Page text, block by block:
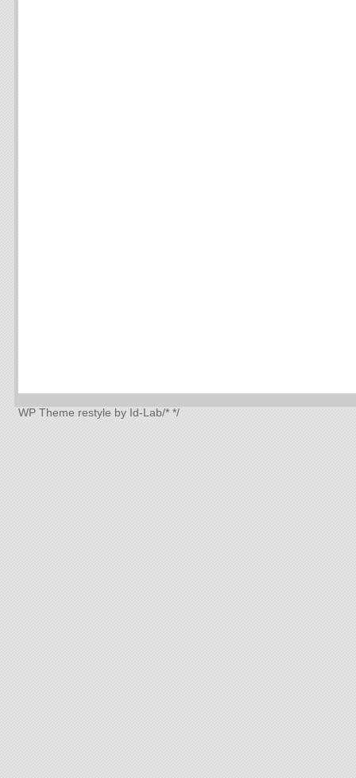
WP Theme restyle by Id-Lab/* */